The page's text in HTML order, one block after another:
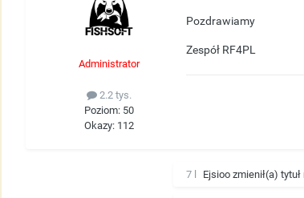
Administrator
2.2 tys.
Poziom: 50
Okazy: 112
Pozdrawiamy
Zespół RF4PL
7 l Ejsioo zmienił(a) tytuł